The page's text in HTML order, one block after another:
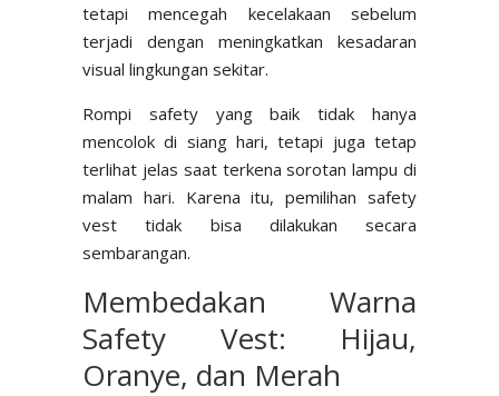
tetapi mencegah kecelakaan sebelum
terjadi dengan meningkatkan kesadaran
visual lingkungan sekitar.
Rompi safety yang baik tidak hanya
mencolok di siang hari, tetapi juga tetap
terlihat jelas saat terkena sorotan lampu di
malam hari. Karena itu, pemilihan safety
vest tidak bisa dilakukan secara
sembarangan.
Membedakan Warna
Safety Vest: Hijau,
Oranye, dan Merah